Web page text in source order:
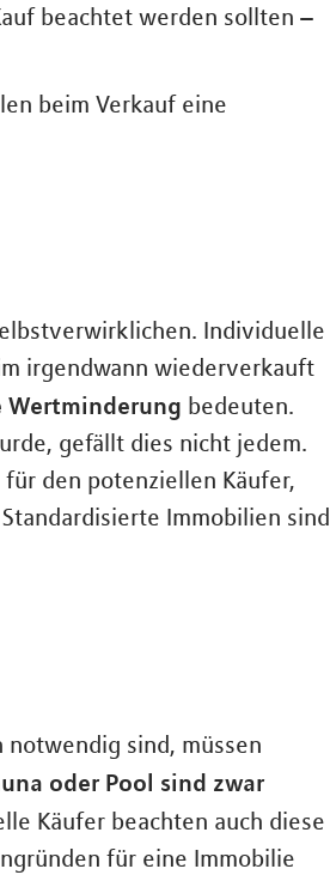
beachtet werden sollten –
beim Verkauf eine
Individuelle
irgendwann wiederverkauft
bedeuten.
gefällt dies nicht jedem.
den potenziellen Käufer,
Immobilien sind
sind, müssen
oder Pool sind zwar
Käufer beachten auch diese
für eine Immobilie